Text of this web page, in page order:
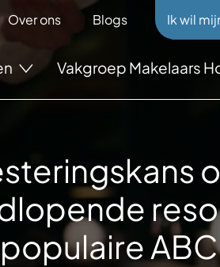
Over ons Blogs Ik wil
Vakgroep Makelaars